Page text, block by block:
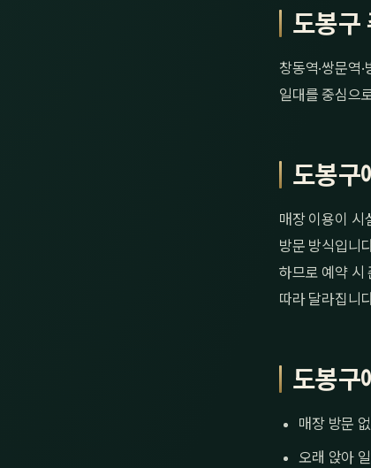
도봉구
창동역·쌍문역
일대를 중심으
도봉구
매장 이용이 시
방문 방식입니
하므로 예약 시
따라 달라집니
도봉구
매장 방문
오래 앉아